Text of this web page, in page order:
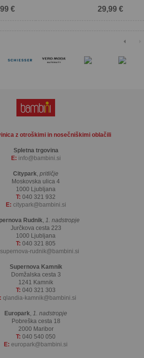
€ 29,99 €
z otroškimi in nosečniškimi oblačili
Spletna trgovina
E: info bambini.si
Citypark, pritličje
Moskovska ulica 4
1000 Ljubljana
T: 040 321 932
E: citypark bambini.si
Rudnik, 1. nadstropje
Jurčkova cesta 223
1000 Ljubljana
T: 040 321 805
supernova-rudnik bambini.si
Supernova Kamnik
Domžalska cesta 3
1241 Kamnik
T: 040 321 303
qlandia-kamnik bambini.si
Europark, 1. nadstropje
Pobreška cesta 18
2000 Maribor
T: 040 540 050
E: europark bambini.si